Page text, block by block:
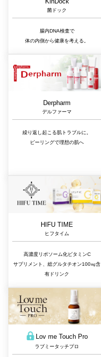
菌ドック
腸内DNA検査で
体の内側から健康を考える。
Derpharm
デルファーマ
繰り返し起こる肌トラブルに。
ピーリングで理想の肌へ
HIFU TIME
ヒフタイム
高濃度リポソーム化ビタミンC
サプリメント、総グルタチオン100㎎含
有ドリンク
Lov me Touch Pro
ラブミータッチプロ